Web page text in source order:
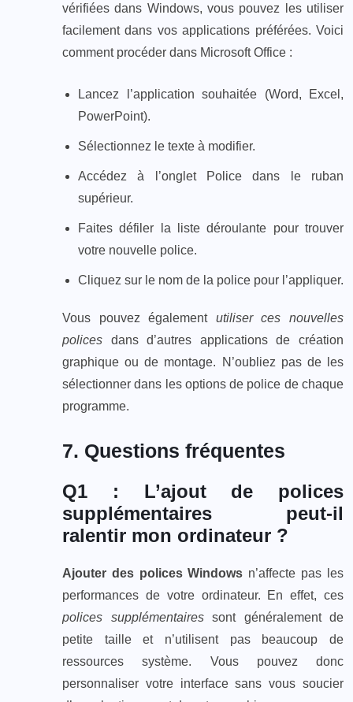
vérifiées dans Windows, vous pouvez les utiliser
facilement dans vos applications préférées. Voici
comment procéder dans Microsoft Office :
Lancez l’application souhaitée (Word, Excel,
PowerPoint).
Sélectionnez le texte à modifier.
Accédez à l’onglet Police dans le ruban
supérieur.
Faites défiler la liste déroulante pour trouver
votre nouvelle police.
Cliquez sur le nom de la police pour l’appliquer.
Vous pouvez également utiliser ces nouvelles
polices dans d’autres applications de création
graphique ou de montage. N’oubliez pas de les
sélectionner dans les options de police de chaque
programme.
7. Questions fréquentes
Q1 : L’ajout de polices
supplémentaires peut-il
ralentir mon ordinateur ?
Ajouter des polices Windows n’affecte pas les
performances de votre ordinateur. En effet, ces
polices supplémentairessont généralement de
petite taille et n’utilisent pas beaucoup de
ressources système. Vous pouvez donc
personnaliser votre interface sans vous soucier